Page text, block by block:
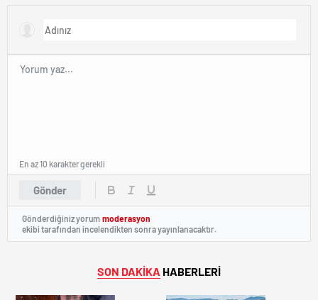
Gönder
En az 10 karakter gerekli
Gönderdiğiniz yorum moderasyon
ekibi tarafından incelendikten sonra yayınlanacaktır.
SON DAKİKA HABERLERİ